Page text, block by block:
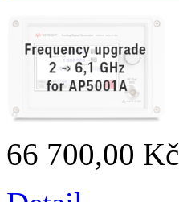
66 700,00 Kč